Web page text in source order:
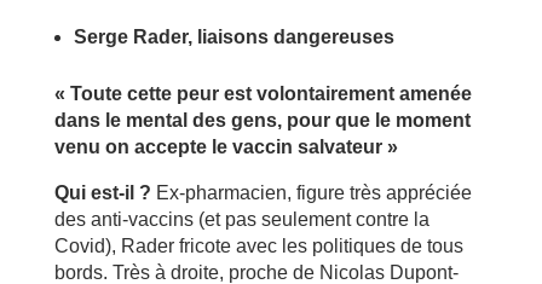
Serge Rader, liaisons dangereuses
« Toute cette peur est volontairement amenée
dans le mental des gens, pour que le moment
venu on accepte le vaccin salvateur »
Qui est-il ? Ex-pharmacien, figure très appréciée
des anti-vaccins (et pas seulement contre la
Covid), Rader fricote avec les politiques de tous
bords. Très à droite, proche de Nicolas Dupont-